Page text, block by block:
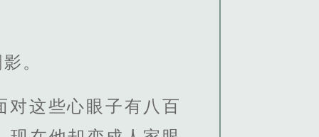
。
对这些心眼子有八百